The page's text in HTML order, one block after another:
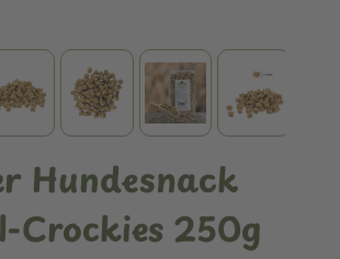
Hundesnack
Crockies 250g